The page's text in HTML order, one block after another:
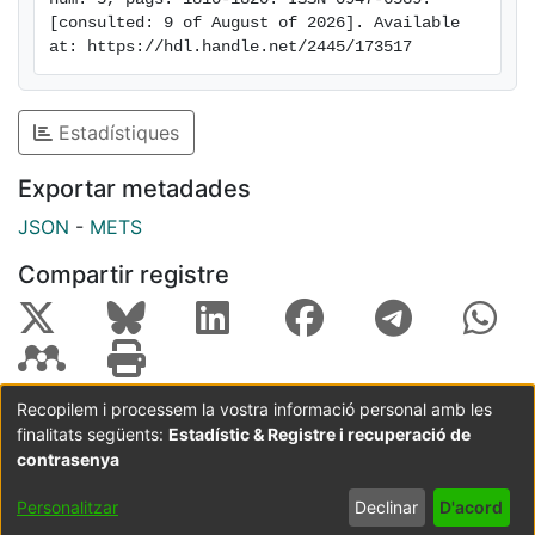
induces an enhancement of the observed RTP owing
to the decrease in non‐radiative deactivation, only the
L2 series completely suppresses the fluorescence,
giving rise to pure phosphorescent materials.
[consulted: 9 of August of 2026]. Available
at: https://hdl.handle.net/2445/173517
Estadístiques
Exportar metadades
JSON - METS
Compartir registre
Coordinació:CRAI UB Avís legal
Metadades
subjectes a:
Configuració
de cookies
privadesa
Recopilem i processem la vostra informació personal amb les
finalitats següents: Estadístic & Registre i recuperació de
contrasenya
Personalitzar Declinar D'acord